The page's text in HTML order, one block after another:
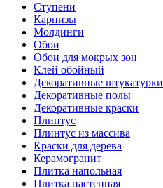
Ступени
Карнизы
Молдинги
Обои
Обои для мокрых зон
Клей обойный
Декоративные штукатурки
Декоративные полы
Декоративные краски
Плинтус
Плинтус из массива
Краски для дерева
Керамогранит
Плитка напольная
Плитка настенная